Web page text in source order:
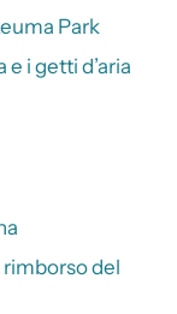
Park
i getti d’aria
rimborso del